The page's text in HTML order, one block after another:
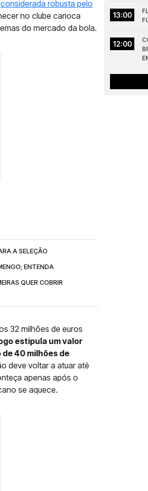
considerada robusta pelo
no clube carioca
do mercado da bola.
A SELEÇÃO
ENTENDA
QUER COBRIR
32 milhões de euros
estipula um valor
40 milhões de
deve voltar a atuar até
apenas após o
se aquece.
13:00
12:00